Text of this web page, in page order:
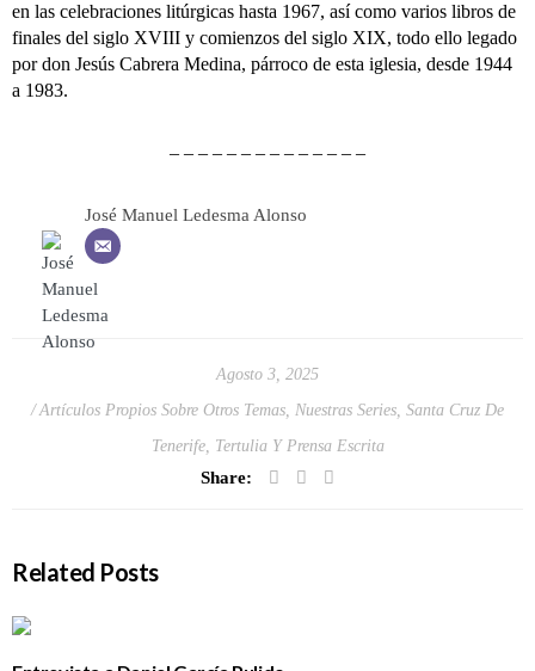
en las celebraciones litúrgicas hasta 1967, así como varios libros de
finales del siglo XVIII y comienzos del siglo XIX, todo ello legado
por don Jesús Cabrera Medina, párroco de esta iglesia, desde 1944
a 1983.
– – – – – – – – – – – – – –
José Manuel Ledesma Alonso
Agosto 3, 2025
Artículos Propios Sobre Otros Temas Nuestras Series Santa Cruz De
Tenerife, Tertulia Y Prensa Escrita
Share:
Related Posts